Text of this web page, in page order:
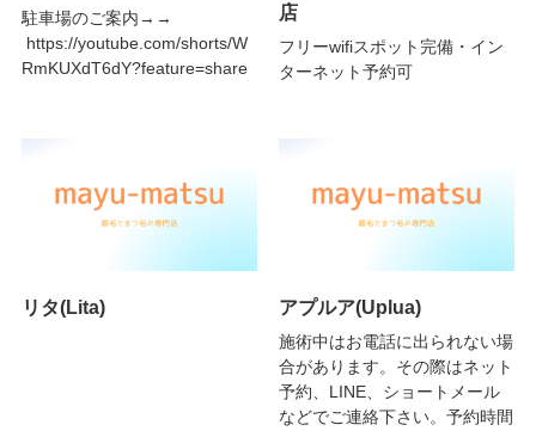
駐車場のご案内→→
https://youtube.com/shorts/W
RmKUXdT6dY?feature=share
店
フリーwifiスポット完備・イン
ターネット予約可
リタ(Lita) アプルア(Uplua)
施術中はお電話に出られない場
合があります。その際はネット
予約、LINE、ショートメール
などでご連絡下さい。予約時間